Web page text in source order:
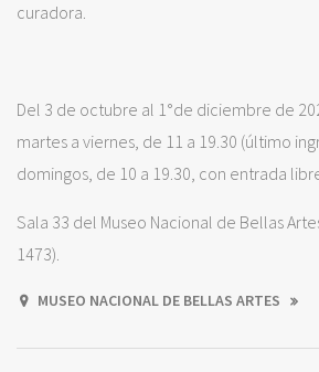
curadora.
Del 3 de octubre al 1°de diciembre de
martes a viernes, de 11 a 19.30 (último
domingos, de 10 a 19.30, con entrada
Sala 33 del Museo Nacional de Bellas
1473).
MUSEO NACIONAL DE BELLAS ARTES